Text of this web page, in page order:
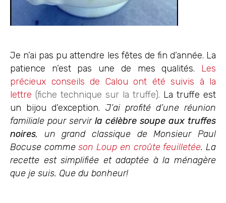
Je n’ai pas pu attendre les fêtes de fin d’année. La
patience n’est pas une de mes qualités. Les
précieux conseils de Calou ont été suivis à la
lettre (fiche technique sur la truffe). La truffe est
un bijou d’exception. J’ai profité d’une réunion
familiale pour servir la célèbre soupe aux truffes
noires, un grand classique de Monsieur Paul
Bocuse commeson Loup en croûte feuilletée. La
recette est simplifiée et adaptée à la ménagère
que je suis. Que du bonheur!